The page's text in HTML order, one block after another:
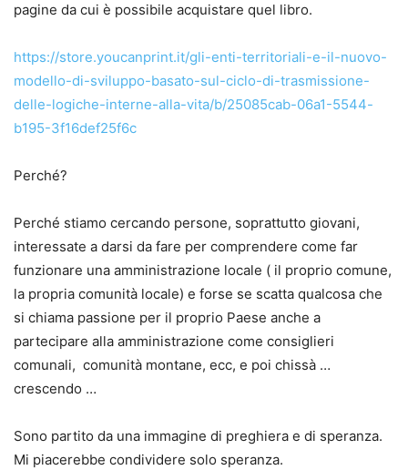
pagine da cui è possibile acquistare quel libro.
https://store.youcanprint.it/gli-enti-territoriali-e-il-nuovo-
modello-di-sviluppo-basato-sul-ciclo-di-trasmissione-
delle-logiche-interne-alla-vita/b/25085cab-06a1-5544-
b195-3f16def25f6c
Perché?
Perché stiamo cercando persone, soprattutto giovani,
interessate a darsi da fare per comprendere come far
funzionare una amministrazione locale ( il proprio comune,
la propria comunità locale) e forse se scatta qualcosa che
si chiama passione per il proprio Paese anche a
partecipare alla amministrazione come consiglieri
comunali, comunità montane, ecc, e poi chissà …
crescendo …
Sono partito da una immagine di preghiera e di speranza.
Mi piacerebbe condividere solo speranza.